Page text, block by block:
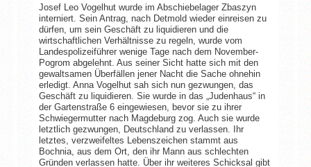
Josef Leo Vogelhut wurde im Abschiebelager Zbaszyn
interniert. Sein Antrag, nach Detmold wieder einreisen zu
dürfen, um sein Geschäft zu liquidieren und die
wirtschaftlichen Verhältnisse zu regeln, wurde vom
Landespolizeiführer wenige Tage nach dem November-
Pogrom abgelehnt. Aus seiner Sicht hatte sich mit den
gewaltsamen Überfällen jener Nacht die Sache ohnehin
erledigt. Anna Vogelhut sah sich nun gezwungen, das
Geschäft zu liquidieren. Sie wurde in das „Judenhaus“ in
der Gartenstraße 6 eingewiesen, bevor sie zu ihrer
Schwiegermutter nach Magdeburg zog. Auch sie wurde
letztlich gezwungen, Deutschland zu verlassen. Ihr
letztes, verzweifeltes Lebenszeichen stammt aus
Bochnia, aus dem Ort, den ihr Mann aus schlechten
Gründen verlassen hatte. Über ihr weiteres Schicksal gibt